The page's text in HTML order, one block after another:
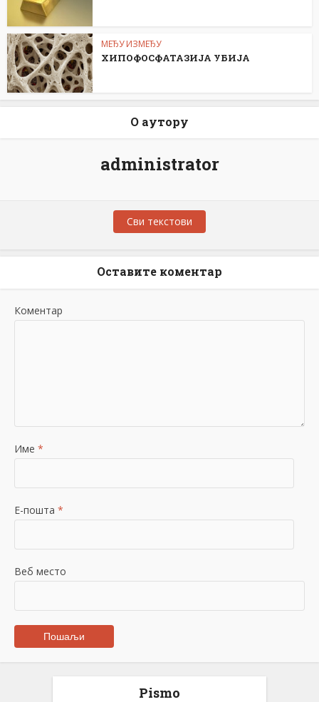
МЕЂУ ИЗМЕЂУ
ХИПОФОСФАТАЗИЈА УБИЈА
О аутору
administrator
Сви текстови
Оставите коментар
Коментар
Име *
Е-пошта *
Веб место
Pismo